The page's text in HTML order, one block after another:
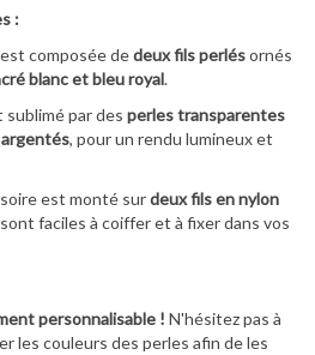
:
composée dedeux fils perlésornés
blanc et bleu royal.
sublimé par des perles transparentes
, pour un rendu lumineux et
est monté surdeux fils en nylon
faciles à coiffer et à fixer dans vos
personnalisable ! N'hésitez pas à
les couleurs des perles afin de les